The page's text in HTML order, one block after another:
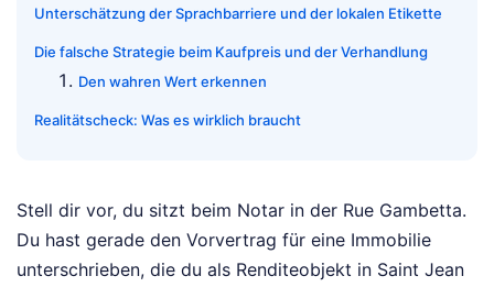
Unterschätzung der Sprachbarriere und der lokalen Etikette
Die falsche Strategie beim Kaufpreis und der Verhandlung
Den wahren Wert erkennen
Realitätscheck: Was es wirklich braucht
Stell dir vor, du sitzt beim Notar in der Rue Gambetta.
Du hast gerade den Vorvertrag für eine Immobilie
unterschrieben, die du als Renditeobjekt in Saint Jean